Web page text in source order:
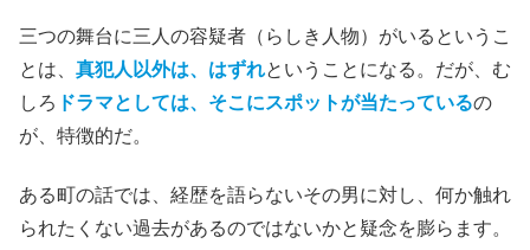
三つの舞台に三人の容疑者（らしき人物）がいるというこ
とは、 真犯人以外は、 はずれということになる。だが、む
しろ ドラマとしては、そこにスポットが当たっているの
が、特徴的だ。
ある町の話では、経歴を語らないその男に対し、何か触れ
られたくない過去があるのではないかと疑念を膨らます。